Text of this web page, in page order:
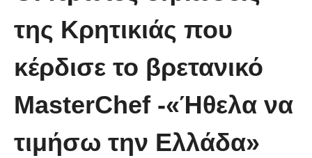
πρώτη στιγμή και συγκίνησε το
νοηματική με ένα μικρό κορίτσι
της Κρητικιάς που
κέρδισε το βρετανικό
MasterChef -«Ήθελα να
τιμήσω την Ελλάδα»